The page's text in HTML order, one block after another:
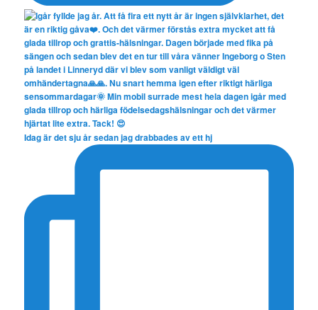
Idag är det sju år sedan jag drabbades av ett hj